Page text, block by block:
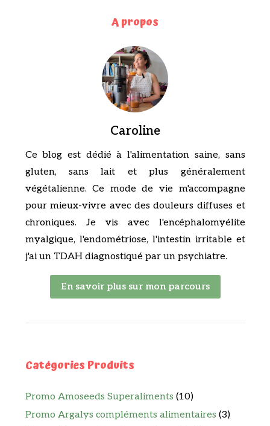
A propos
Caroline
Ce blog est dédié à l'alimentation saine, sans
gluten, sans lait et plus généralement
végétalienne. Ce mode de vie m'accompagne
pour mieux-vivre avec des douleurs diffuses et
chroniques. Je vis avec l'encéphalomyélite
myalgique, l'endométriose, l'intestin irritable et
j'ai un TDAH diagnostiqué par un psychiatre.
En savoir plus sur mon parcours
Catégories Produits
Promo Amoseeds Superaliments (10)
Promo Argalys compléments alimentaires (3)